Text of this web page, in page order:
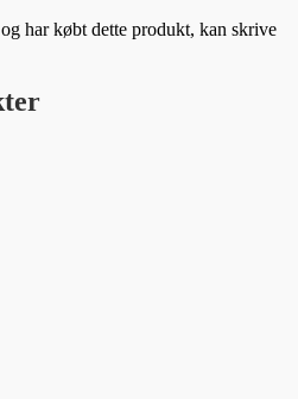
har købt dette produkt, kan skrive